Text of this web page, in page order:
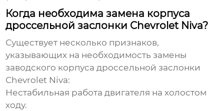
Когда необходима замена корпуса
дроссельной заслонки Chevrolet Niva?
Существует несколько признаков,
указывающих на необходимость замены
заводского корпуса дроссельной заслонки
Chevrolet Niva:
Нестабильная работа двигателя на холостом
ходу.